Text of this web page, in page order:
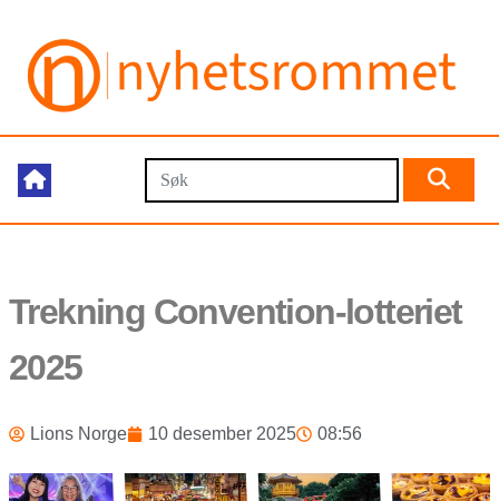
Trekning Convention-lotteriet
2025
Lions Norge 10 desember 2025 08:56